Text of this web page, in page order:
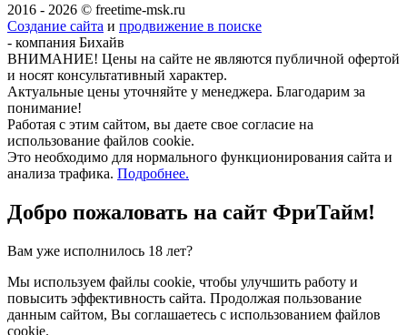
2016 - 2026 © freetime-msk.ru
Создание сайта и продвижение в поиске
- компания Бихайв
ВНИМАНИЕ! Цены на сайте не являются публичной офертой
и носят консультативный характер.
Актуальные цены уточняйте у менеджера. Благодарим за
понимание!
Работая с этим сайтом, вы даете свое согласие на
использование файлов cookie.
Это необходимо для нормального функционирования сайта и
анализа трафика. Подробнее.
Добро пожаловать на сайт ФриТайм!
Вам уже исполнилось 18 лет?
Мы используем файлы cookie, чтобы улучшить работу и
повысить эффективность сайта. Продолжая пользование
данным сайтом, Вы соглашаетесь с использованием файлов
cookie.